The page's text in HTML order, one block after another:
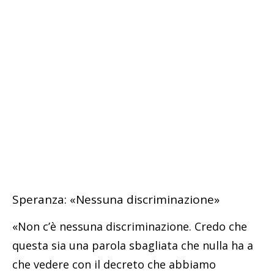
votato il decreto, ritenendo alcune misure
‘discriminatorie’. Speranza ha quindi voluto
ribadire come «i vaccini siano davvero lo
strumento fondamentale che ci sta